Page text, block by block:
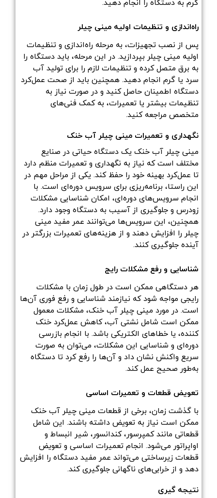
گرم به دستگاه را انجام دهید.
راه‌اندازی و تنظیمات اولیه مینی چیلر
پس از نصب تجهیزات، به مرحله راه‌اندازی و تنظیمات
اولیه مینی چیلر بپردازید. در این مرحله، باید دستگاه را
به برق متصل کرده و تنظیمات لازم را برای تولید آب
سرد یا گرم انجام دهید. همچنین باید از صحت عمل‌کرد
دستگاه اطمینان حاصل کنید و در صورت نیاز به
تنظیمات بیشتر یا تعمیرات، به کمک فنی‌های
متخصص مراجعه کنید.
نگهداری و تعمیرات مینی چیلر آب خنک
مینی چیلر آب خنک یک دستگاه حیاتی در صنایع
مختلف است که نیاز به نگهداری و تعمیرات منظم دارد
تا عمل‌کرد بهینه خود را حفظ کند. یکی از مراحل مهم در
این راستا، برنامه‌ریزی برای سرویس دوره‌ای است. با
انجام سرویس‌های دوره‌ای، امکان شناسایی مشکلات
زودرس و جلوگیری از آسیب به دستگاه وجود دارد.
همچنین، این سرویس‌ها می‌توانند عمر مفید مینی
چیلر را افزایش دهند و از هزینه‌های تعمیرات بزرگتر در
آینده جلوگیری کنند.
شناسایی و رفع مشکلات رایج
هر دستگاهی ممکن است در طول زمان با مشکلات
رایجی مواجه شود که نیازمند شناسایی و رفع فوری آن‌ها
است. در مورد مینی چیلر آب خنک، مشکلات معمول
ممکن است شامل نشتی آب، کاهش عمل‌کرد خنک
کننده، یا خطاهای الکتریکی باشد. با انجام بازرسی
دوره‌ای و شناسایی این مشکلات، می‌توان به صورت
سریع واکنش نشان داد و آن‌ها را رفع کرد تا دستگاه
به‌طور صحیح عمل کند.
تعویض قطعات و تعمیرات اساسی
با گذشت زمان، برخی از قطعات مینی چیلر آب خنک
ممکن است نیاز به تعویض داشته باشند. این شامل
قطعاتی مانند کمپرسور، کندانسور، شیر انبساط و
اواپراتور می‌شود. انجام تعمیرات اساسی و تعویض
قطعات زیرساختی می‌تواند عمر مفید دستگاه را افزایش
دهد و از خرابی‌های ناگهانی جلوگیری کند.
نتیجه گیری